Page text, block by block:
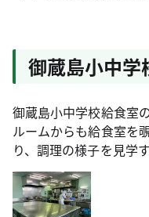
御蔵島小中学
御蔵島小中学校給食室
ルームからも給食室を
り、調理の様子を見学